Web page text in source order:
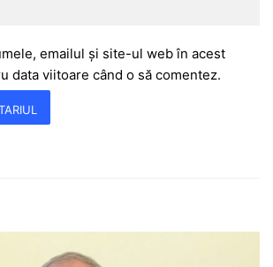
emailul și site-ul web în acest
data viitoare când o să comentez.